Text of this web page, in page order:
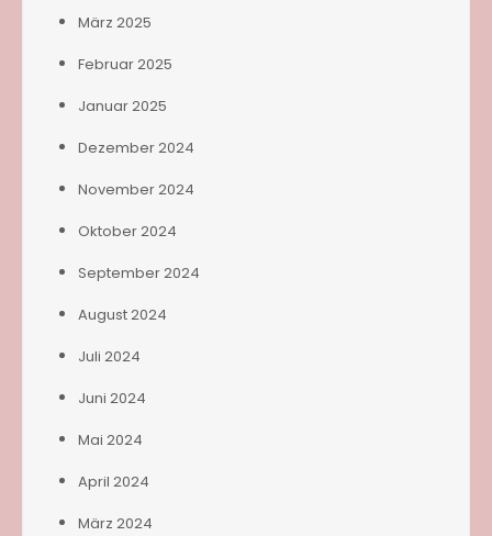
März 2025
Februar 2025
Januar 2025
Dezember 2024
November 2024
Oktober 2024
September 2024
August 2024
Juli 2024
Juni 2024
Mai 2024
April 2024
März 2024